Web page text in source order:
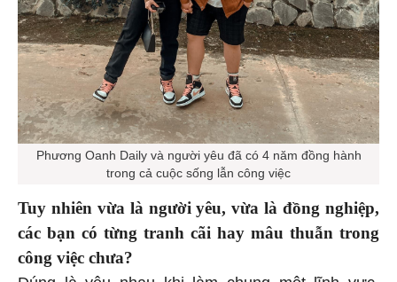
Phương Oanh Daily và người yêu đã có 4 năm đồng hành
trong cả cuộc sống lẫn công việc
Tuy nhiên vừa là người yêu, vừa là đồng nghiệp,
các bạn có từng tranh cãi hay mâu thuẫn trong
công việc chưa?